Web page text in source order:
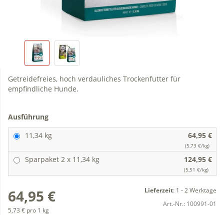
Getreidefreies, hoch verdauliches Trockenfutter für
empfindliche Hunde.
Ausführung
11,34 kg
64,95 €
(5,73 €/kg)
Sparpaket 2 x 11,34 kg 124,95 €
(5,51 €/kg)
64,95 €
5,73 € pro 1 kg
Lieferzeit: 1 - 2 Werktage
Art.-Nr.: 100991-01